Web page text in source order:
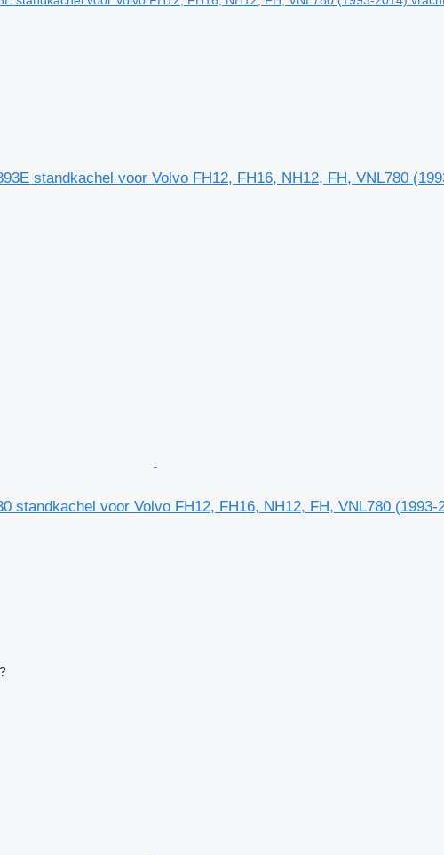
standkachel voor Volvo FH12, FH16, NH12, FH, VNL780
standkachel voor Volvo FH12, FH16, NH12, FH, VNL780 (1993-